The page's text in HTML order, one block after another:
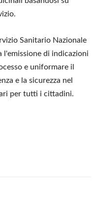
Sanitario Nazionale
l'emissione di indicazioni
e uniformare il
e la sicurezza nel
per tutti i cittadini.